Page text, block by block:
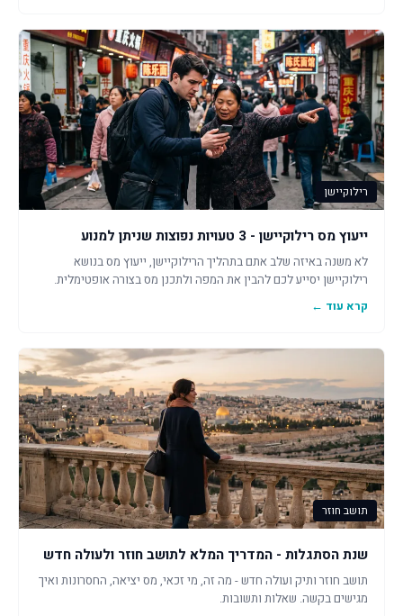
רילוקיישן
ייעוץ מס רילוקיישן - 3 טעויות נפוצות שניתן למנוע
לא משנה באיזה שלב אתם בתהליך הרילוקיישן, ייעוץ מס בנושא
רילוקיישן יסייע לכם להבין את המפה ולתכנן מס בצורה אופטימלית.
קרא עוד ←
תושב חוזר
שנת הסתגלות - המדריך המלא לתושב חוזר ולעולה חדש
תושב חוזר ותיק ועולה חדש - מה זה, מי זכאי, מס יציאה, החסרונות ואיך
מגישים בקשה. שאלות ותשובות.